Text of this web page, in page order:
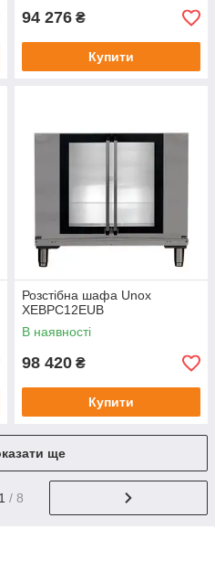
94 276 ₴
Купити
Розстібна шафа Unox
XEBPC12EUB
В наявності
98 420 ₴
Купити
ще
1 / 8